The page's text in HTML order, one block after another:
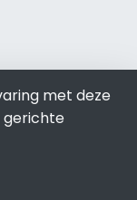
met deze
gerichte